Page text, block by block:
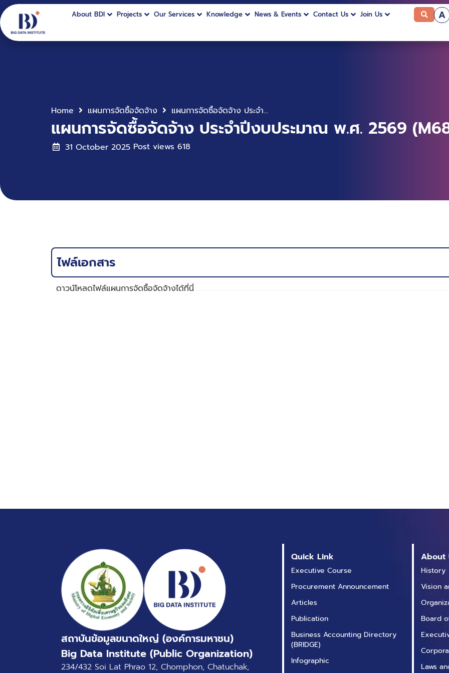
About BDI Projects Our Services Knowledge News & Events Contact Us Join Us A
Home แผนการจัดซื้อจัดจ้าง แผนการจัดซื้อจัดจ้าง ประจำปีงบประมาณ พ.ศ. 2569 (M68100036269)
แผนการจัดซื้อจัดจ้าง ประจำปีงบประมาณ พ.ศ. 2569
31 October 2025 Post views 618
ไฟล์เอกสาร
ดาวน์โหลดไฟล์แผนการจัดซื้อจัดจ้างได้ที่นี่
สถาบันข้อมูลขนาดใหญ่ (องค์การมหาชน)
Big Data Institute (Public Organization)
234/432 Soi Lat Phrao 12, Chomphon, Chatuchak,
Quick Link
Executive Course
Procurement Announcement
Articles
Publication
Business Accounting Directory
(BRIDGE)
Infographic
About
History
Vision
Board
Laws